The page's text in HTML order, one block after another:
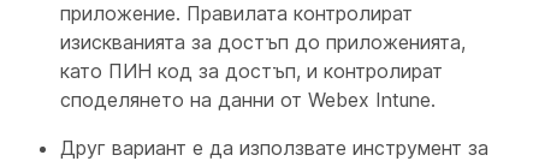
приложение. Правилата контролират
изискванията за достъп до приложенията,
като ПИН код за достъп, и контролират
споделянето на данни от Webex Intune.
Друг вариант е да използвате инструмент за